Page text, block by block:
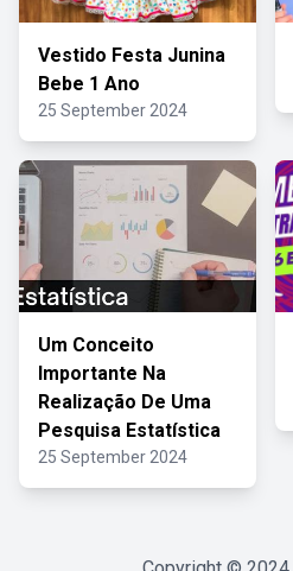
Vestido Festa Junina
Bebe 1 Ano
25 September 2024
Um Conceito
Importante Na
Realização De Uma
Pesquisa Estatística
25 September 2024